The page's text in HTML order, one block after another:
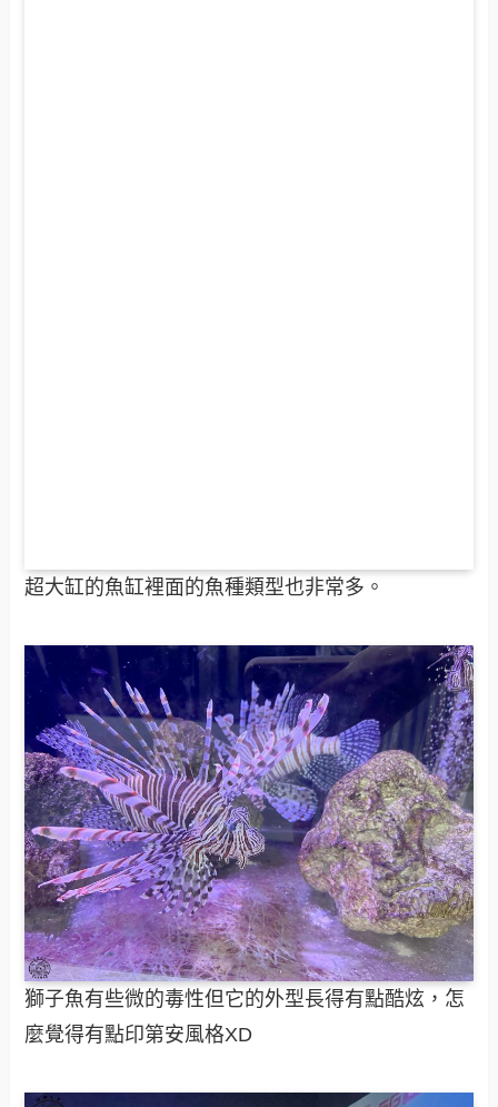
超大缸的魚缸裡面的魚種類型也非常多。
獅子魚有些微的毒性但它的外型長得有點酷炫，怎
麼覺得有點印第安風格XD